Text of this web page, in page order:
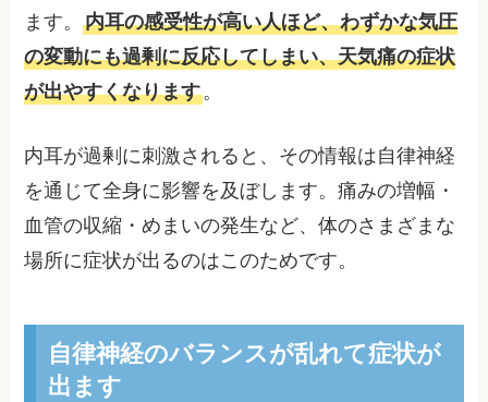
ます。内耳の感受性が高い人ほど、わずかな気圧
の変動にも過剰に反応してしまい、天気痛の症状
が出やすくなります。
内耳が過剰に刺激されると、その情報は自律神経
を通じて全身に影響を及ぼします。痛みの増幅・
血管の収縮・めまいの発生など、体のさまざまな
場所に症状が出るのはこのためです。
自律神経のバランスが乱れて症状が
出ます